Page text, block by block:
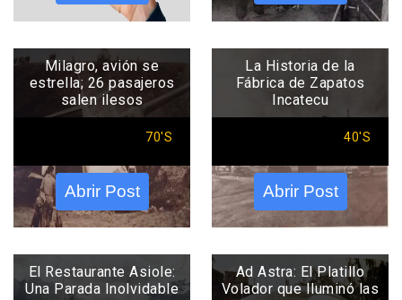
Milagro, avión se
estrella; 26 pasajeros
salen ilesos
70'S
Abrir Post
La Historia de la
Fábrica de Zapatos
Incatecu
40'S
Abrir Post
El Restaurante Asiole:
Una Parada Inolvidable
Ad Astra: El Platillo
Volador que Iluminó las